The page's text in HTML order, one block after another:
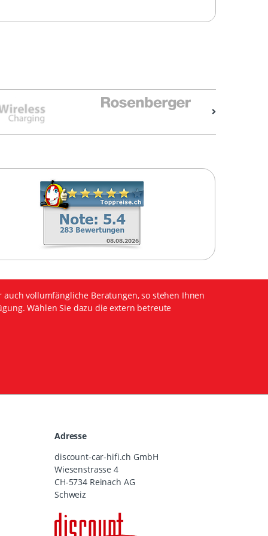
vollumfängliche Beratungen, so stehen Ihnen
Wählen Sie dazu die extern betreute
Adresse
discount-car-hifi.ch GmbH
Wiesenstrasse 4
CH-5734 Reinach AG
Schweiz